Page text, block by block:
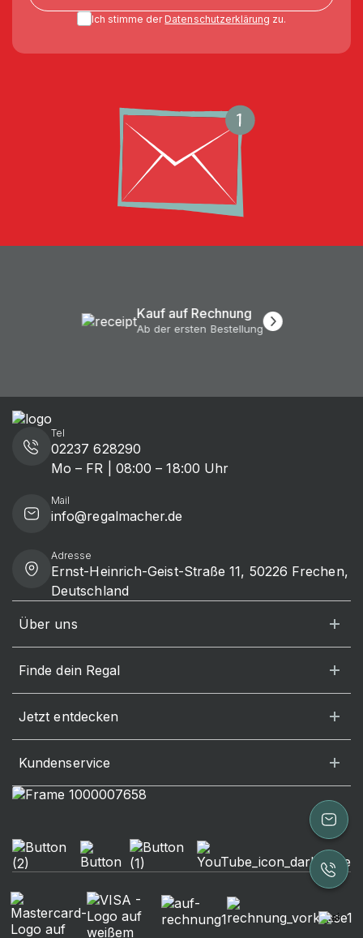
Ich stimme der Datenschutzerklärung zu.
Kauf auf Rechnung
Ab der ersten Bestellung
Tel
02237 628290
Mo – FR | 08:00 – 18:00 Uhr
Mail
info@regalmacher.de
Adresse
Ernst-Heinrich-Geist-Straße 11, 50226 Frechen,
Deutschland
Über uns
Finde dein Regal
Jetzt entdecken
Kundenservice